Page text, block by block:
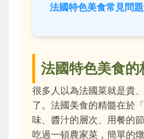
法國特色美食常見問
法國特色美食的
很多人以為法國菜就是貴
了。法國美食的精髓在於
味、醬汁的層次、用餐的
吃過一頓農家菜，簡單的